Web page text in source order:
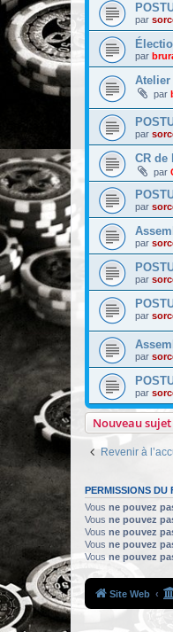
par
par
Atelier
par
par
CR de
par
par
par
par
par
par
par
Nouveau sujet
Revenir à
PERMISSIONS DU
Vous ne pouvez
Vous ne pouvez
Vous ne pouvez
Vous ne pouvez
Vous ne pouvez
Site Web